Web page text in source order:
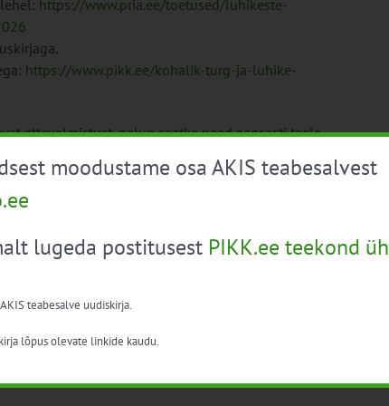
https://www.pria.ee/toetused/luhikeste-
https://www.pikk.ee/kohalik-turg-ja-luhike-
ettevalmistust, palun saatke need aegsasti teele.
, muudes küsimustes pöörduge palun
moodustame osa AKIS teabesalvest
lugeda postitusest PIKK.ee teekond
teabesalve uudiskirja.
lõpus olevate linkide kaudu.